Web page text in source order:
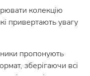
колекцію
привертають увагу
пропонують
зберігаючи всі